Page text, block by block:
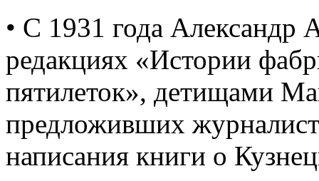
• С 1931 года Александр
редакциях «Истории
пятилеток», детищами
предложивших
написания книги о